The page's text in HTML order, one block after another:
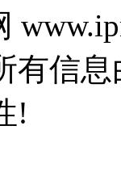
有信
!